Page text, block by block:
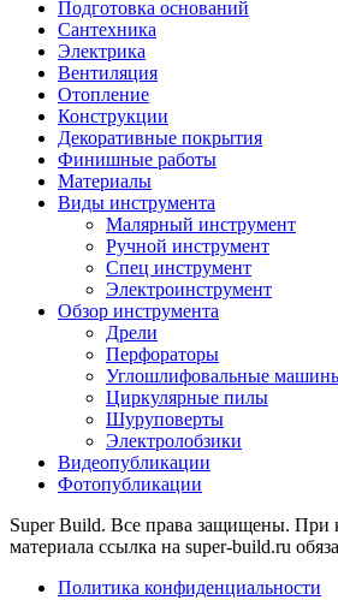
Подготовка оснований
Сантехника
Электрика
Вентиляция
Отопление
Конструкции
Декоративные покрытия
Финишные работы
Материалы
Виды инструмента
Малярный инструмент
Ручной инструмент
Спец инструмент
Электроинструмент
Обзор инструмента
Дрели
Перфораторы
Углошлифовальные
Циркулярные пилы
Шуруповерты
Электролобзики
Видеопубликации
Фотопубликации
Super Build. Все права защищены. При
материала ссылка на super-build.ru
Политика конфиденциальности